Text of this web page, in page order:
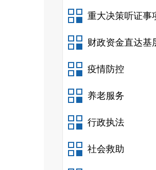
重大决策听证事
财政资金直达基
疫情防控
养老服务
行政执法
社会救助